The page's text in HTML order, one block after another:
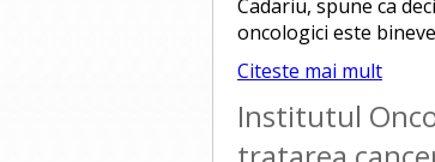
Cadariu, spune ca
oncologici este
Citeste mai mult
Institutul